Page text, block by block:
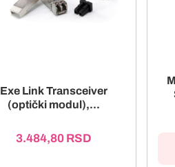
Exe Link Transceiver
(optički modul),...
3.484,80 RSD